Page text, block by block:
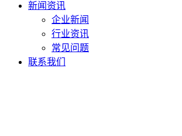
新闻资讯
企业新闻
行业资讯
常见问题
联系我们